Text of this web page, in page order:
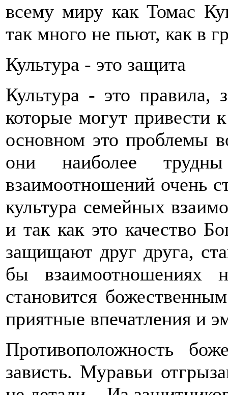
всему миру как Томас
так много не пьют, как в
Культура - это защита
Культура - это
которые могут привести
основном это проблемы
они наиболее
взаимоотношений очень
культура семейных
и так как это качество
защищают друг друга,
бы взаимоотношениях
становится
приятные впечатления и
Противоположность
зависть. Муравьи